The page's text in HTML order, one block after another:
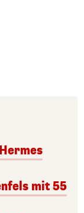
mit 55